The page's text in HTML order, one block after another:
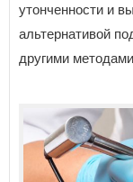
утонченности и
альтернативой
другими